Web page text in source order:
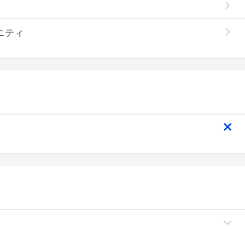
ティ